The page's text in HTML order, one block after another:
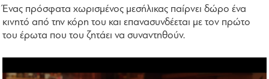
Ένας πρόσφατα χωρισμένος μεσήλικας παίρνει δώρο ένα
κινητό από την κόρη του και επανασυνδέεται με τον πρώτο
του έρωτα που του ζητάει να συναντηθούν.